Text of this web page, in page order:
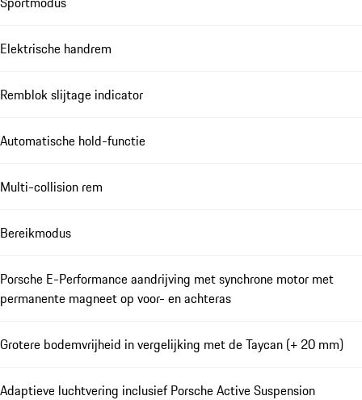
Elektrische handrem
Remblok slijtage indicator
Automatische hold-functie
Multi-collision rem
Bereikmodus
Porsche E-Performance aandrijving met synchrone motor met
permanente magneet op voor- en achteras
Grotere bodemvrijheid in vergelijking met de Taycan (+ 20 mm)
Adaptieve luchtvering inclusief Porsche Active Suspension